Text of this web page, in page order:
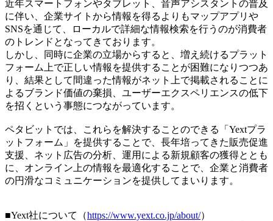
近年スマートフォンやタブレット、音声アシスタントの普及
に伴い、企業サイトから情報を得るよりもマップアプリや
SNSを通じて、ローカルで詳細な情報検索を行うのが消費者
のトレンドとなってきております。
しかし、同時に企業の立場からすると、増え続けるプラット
フォーム上で正しい情報を提供することが困難になりつつあ
り、結果として間違った情報がネット上で掲載されることに
よるブランド価値の棄損、ユーザーエクスペリエンスの低下
を招くという事態につながっています。
ペタビットでは、これらを解決することのできる「Yextプラ
ットフォーム」を提供することで、長年培ってきた販売促進
支援、ネット広告の分析、運用による新規顧客の獲得ととも
に、オンライン上の情報を最適化することで、企業と消費者
の円滑なコミュニケーションを提供してまいります。
■Yext社について（https://www.yext.co.jp/about/）